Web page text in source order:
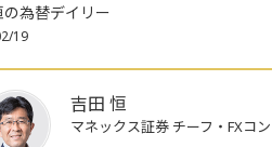
為替デイリー
19
吉田 恒
マネックス証券 チーフ・FXコ